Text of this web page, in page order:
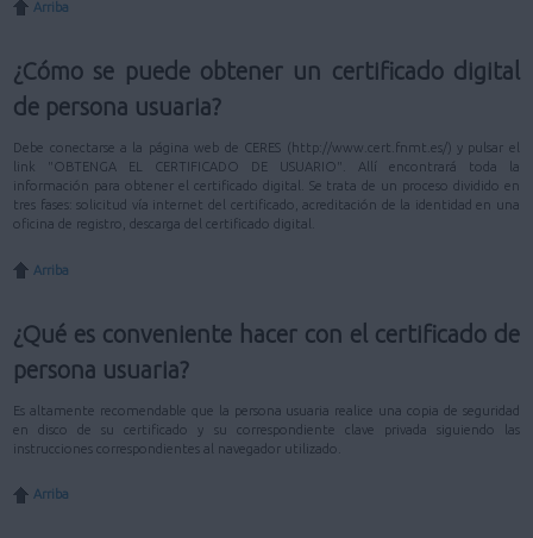
Arriba
¿Cómo se puede obtener un certificado digital
de persona usuaria?
Debe conectarse a la página web de CERES (http://www.cert.fnmt.es/) y pulsar el
link "OBTENGA EL CERTIFICADO DE USUARIO". Allí encontrará toda la
información para obtener el certificado digital. Se trata de un proceso dividido en
tres fases: solicitud vía internet del certificado, acreditación de la identidad en una
oficina de registro, descarga del certificado digital.
Arriba
¿Qué es conveniente hacer con el certificado de
persona usuaria?
Es altamente recomendable que la persona usuaria realice una copia de seguridad
en disco de su certificado y su correspondiente clave privada siguiendo las
instrucciones correspondientes al navegador utilizado.
Arriba